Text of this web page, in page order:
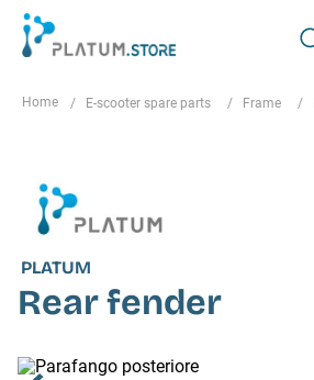
E-scooter spare parts Frame
PLATUM
Rear fender